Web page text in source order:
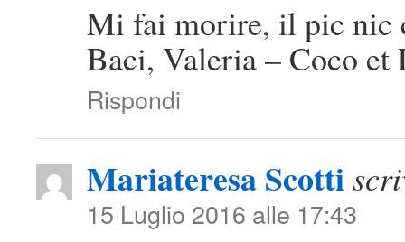
Mi fai morire, il pic nic
Baci, Valeria – Coco
Rispondi
Mariateresa Scotti
15 Luglio 2016 alle 17:43